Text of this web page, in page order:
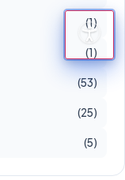
(1)
(1)
(53)
(25)
(5)